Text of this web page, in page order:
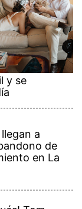
y se
a
de
en La